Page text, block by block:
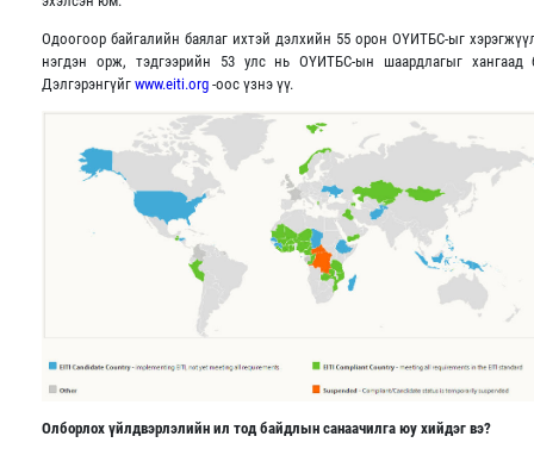
Одоогоор байгалийн баялаг ихтэй дэлхийн 55 орон ОҮИТБС-ыг
нэгдэн орж, тэдгээрийн 53 улс нь ОҮИТБС-ын шаардлагыг хангаад
Дэлгэрэнгүйгwww.eiti.org -оос үзнэ үү.
Олборлох үйлдвэрлэлийн ил тод байдлын санаачилга юу хийдэг вэ?